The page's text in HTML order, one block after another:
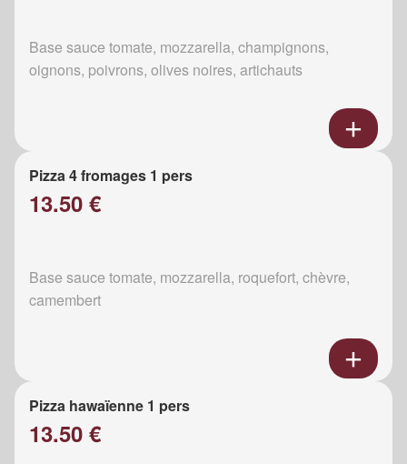
Base sauce tomate, mozzarella, champignons,
oignons, poivrons, olives noires, artichauts
Pizza 4 fromages 1 pers
13.50 €
Base sauce tomate, mozzarella, roquefort, chèvre,
camembert
Pizza hawaïenne 1 pers
13.50 €